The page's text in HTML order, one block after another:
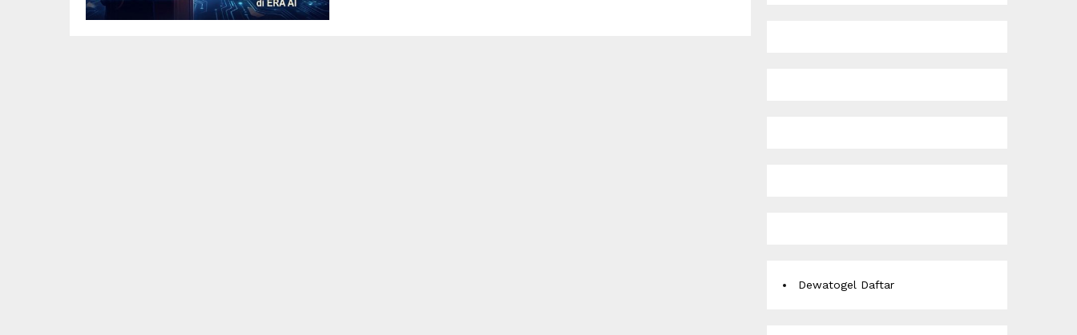
Dewatogel Daftar